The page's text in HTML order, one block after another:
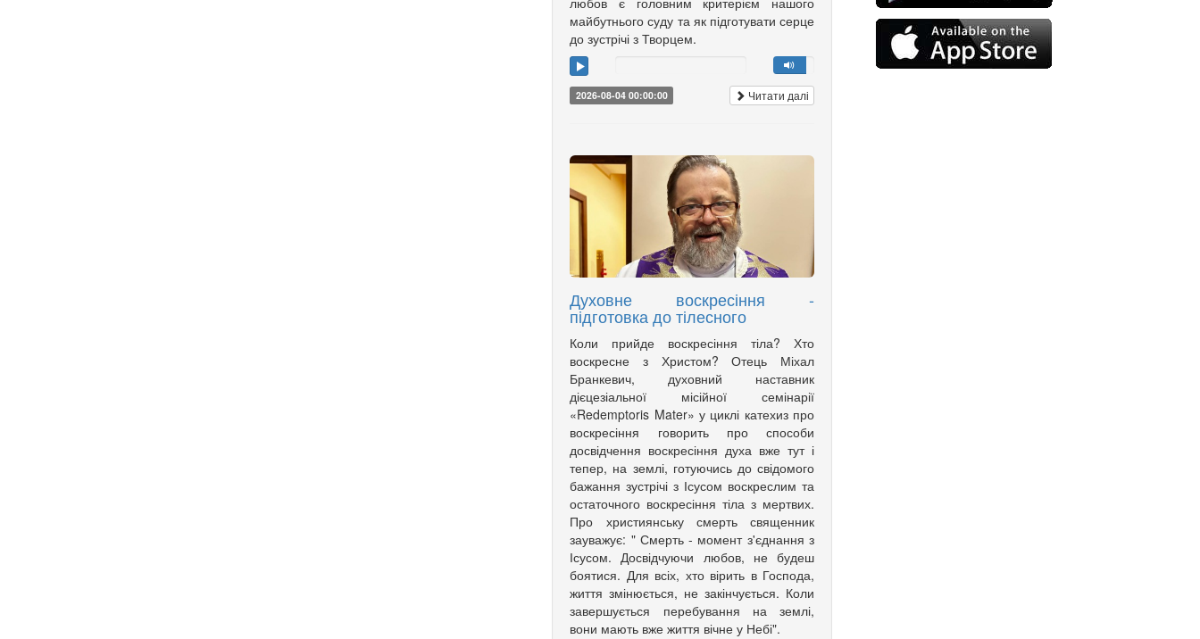
майбутнього суду та як підготувати серце
до зустрічі з Творцем.
2026-08-04 00:00:00 Читати далі
Духовне воскресіння -
підготовка до тілесного
Коли прийде воскресіння тіла? Хто
воскресне з Христом? Отець Міхал
Бранкевич, духовний наставник
дієцезіальної місійної семінарії
«Redemptoris Mater» у циклі катехиз про
воскресіння говорить про способи
досвідчення воскресіння духа вже тут і
тепер, на землі, готуючись до свідомого
бажання зустрічі з Ісусом воскреслим та
остаточного воскресіння тіла з мертвих.
Про християнську смерть священник
зауважує: " Смерть - момент з'єднання з
Ісусом. Досвідчуючи любов, не будеш
боятися. Для всіх, хто вірить в Господа,
життя змінюється, не закінчується. Коли
завершується перебування на землі,
вони мають вже життя вічне у Небі".